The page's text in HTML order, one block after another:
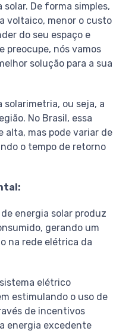
De forma simples,
voltaico, menor o custo
do seu espaço e
preocupe, nós vamos
solução para a sua
ou seja, a
No Brasil, essa
alta, mas pode variar de
o tempo de retorno
energia solar produz
gerando um
na rede elétrica da
elétrico
estimulando o uso de
de incentivos
energia excedente